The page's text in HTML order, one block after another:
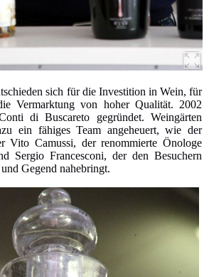
sich für die Investition in Wein, für
Vermarktung von hoher Qualität. 2002
di Buscareto gegründet. Weingärten
ein fähiges Team angeheuert, wie der
Vito Camussi, der renommierte Önologe
Sergio Francesconi, der den Besuchern
Gegend nahebringt.